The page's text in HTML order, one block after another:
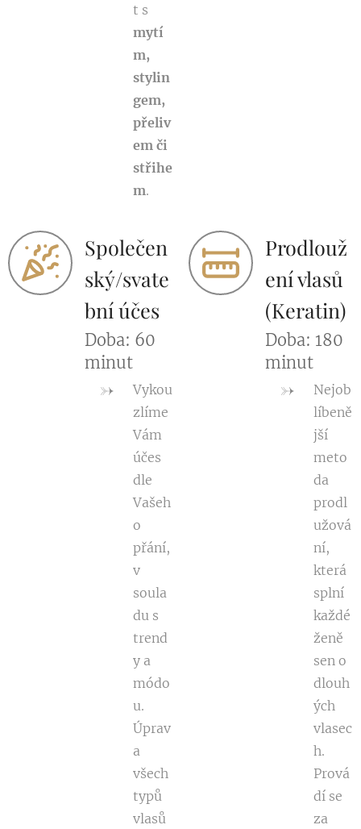
t s
mytí
m,
stylin
gem,
přeliv
em či
střihe
m.
Společen
ský/svate
bní účes
Doba: 60
minut
Vykou
zlíme
Vám
účes
dle
Vašeh
o
přání,
v
soula
du s
trend
y a
módo
u.
Úprav
a
všech
typů
vlasů
Prodlouž
ení vlasů
(Keratin)
Doba: 180
minut
Nejob
líbeně
jší
meto
da
prodl
užová
ní,
která
splní
každé
ženě
sen o
dlouh
ých
vlasec
h.
Prová
dí se
za